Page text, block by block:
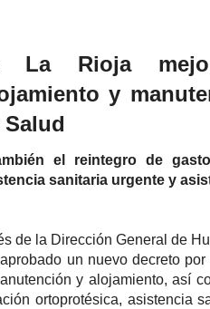
La Rioja
y
el reintegro de
sanitaria urgente y
de la Dirección General de
un nuevo decreto
y alojamiento, así
ortoprotésica, asistencia